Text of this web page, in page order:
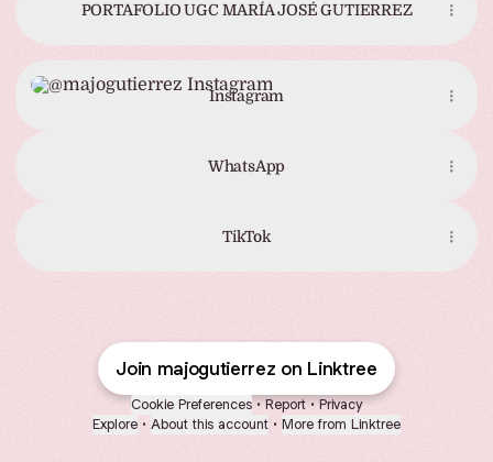
PORTAFOLIO UGC MARÍA JOSÉ GUTIERREZ
Instagram
WhatsApp
TikTok
Join majogutierrez on Linktree
Cookie Preferences • Report • Privacy
Explore • About this account • More from Linktree